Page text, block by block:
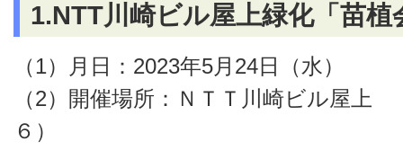
1.NTT川崎ビル屋上緑化「苗植
（1）月日：2023年5月24日（水）
（2）開催場所：ＮＴＴ川崎ビル屋上
６）